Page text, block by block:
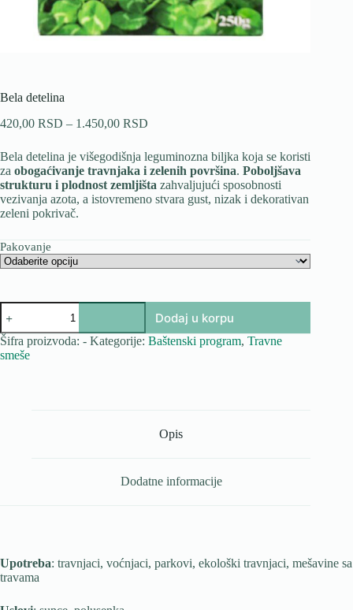
Bela detelina
420,00 RSD – 1.450,00 RSD
od
420,00 RSD
do
1.450,00 RSD
Bela detelina je višegodišnja leguminozna biljka koja se koristi
za obogaćivanje travnjaka i zelenih površina. Poboljšava
strukturu i plodnost zemljišta zahvaljujući sposobnosti
vezivanja azota, a istovremeno stvara gust, nizak i dekorativan
zeleni pokrivač.
Pakovanje
Bela
detelina
količina
Dodaj u korpu
Šifra proizvoda: - Kategorije: Baštenski program, Travne
smeše
Opis
Dodatne informacije
Upotreba: travnjaci, voćnjaci, parkovi, ekološki travnjaci, mešavine sa
travama